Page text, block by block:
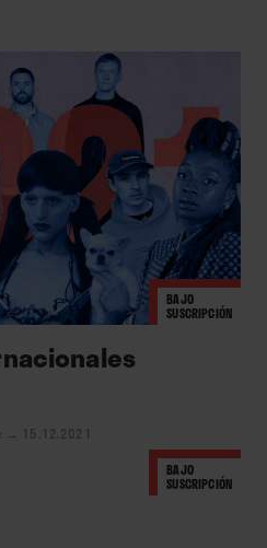
BAJO
SUSCRIPCIÓN
→ 15.12.2021